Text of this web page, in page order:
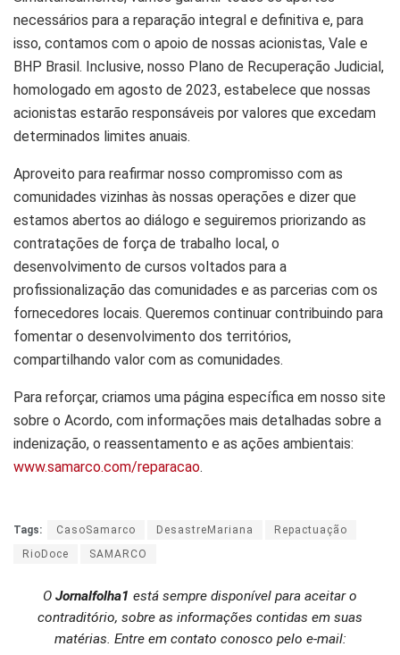
necessários para a reparação integral e definitiva e, para
isso, contamos com o apoio de nossas acionistas, Vale e
BHP Brasil. Inclusive, nosso Plano de Recuperação Judicial,
homologado em agosto de 2023, estabelece que nossas
acionistas estarão responsáveis por valores que excedam
determinados limites anuais.
Aproveito para reafirmar nosso compromisso com as
comunidades vizinhas às nossas operações e dizer que
estamos abertos ao diálogo e seguiremos priorizando as
contratações de força de trabalho local, o
desenvolvimento de cursos voltados para a
profissionalização das comunidades e as parcerias com os
fornecedores locais. Queremos continuar contribuindo para
fomentar o desenvolvimento dos territórios,
compartilhando valor com as comunidades.
Para reforçar, criamos uma página específica em nosso site
sobre o Acordo, com informações mais detalhadas sobre a
indenização, o reassentamento e as ações ambientais:
www.samarco.com/reparacao.
Tags: CasoSamarco DesastreMariana
Repactuação
RioDoce
SAMARCO
O Jornalfolha1 está sempre disponível para aceitar o
contraditório, sobre as informações contidas em suas
matérias. Entre em contato conosco pelo e-mail: